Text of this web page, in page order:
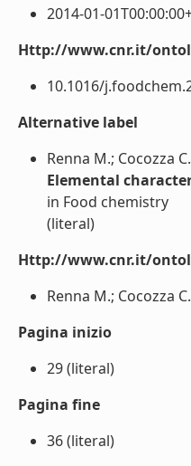
2014-01-
Http://www.cnr.it/
10.1016/
Alternative label
Renna M.; Cocozza
Elemental
in Food chemistry
(literal)
Http://www.cnr.it/
Renna M.; Cocozza
Pagina inizio
29 (literal)
Pagina fine
36 (literal)